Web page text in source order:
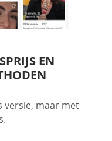
EN
versie, maar met